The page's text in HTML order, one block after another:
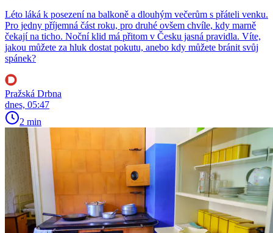
Léto láká k posezení na balkoně a dlouhým večerům s přáteli venku.
Pro jedny příjemná část roku, pro druhé ovšem chvíle, kdy marně
čekají na ticho. Noční klid má přitom v Česku jasná pravidla. Víte,
jakou můžete za hluk dostat pokutu, anebo kdy můžete bránit svůj
spánek?
Pražská Drbna
dnes, 05:47
2 min